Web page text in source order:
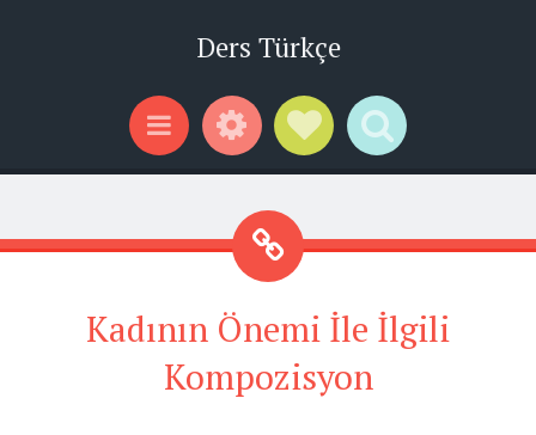
Ders Türkçe
Menu WidgetsSocial Links
Search
Kadının Önemi İle İlgili
Kompozisyon